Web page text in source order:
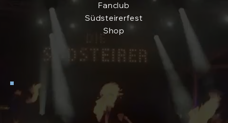
Fanclub
Südsteirerfest
Shop